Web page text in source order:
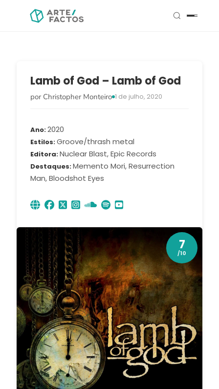
Lamb of God – Lamb of God
por Christopher Monteiro 1 de julho, 2020
Ano 2020
Estilos Groove/thrash metal
Editora Nuclear Blast, Epic Records
Destaques Memento Mori, Resurrection
Man, Bloodshot Eyes
7
/10